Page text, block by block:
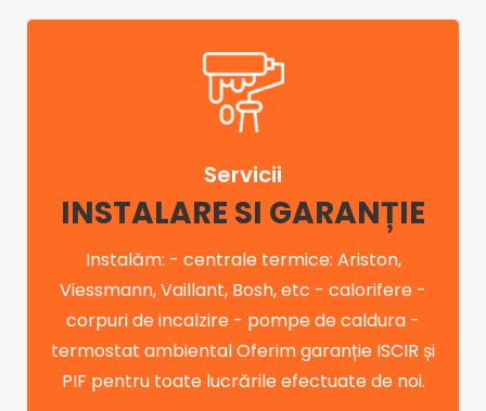
Servicii
INSTALARE SI GARANȚIE
Instalăm: - centrale termice: Ariston,
Viessmann, Vaillant, Bosh, etc - calorifere -
corpuri de incalzire - pompe de caldura -
termostat ambiental Oferim garanție ISCIR și
PIF pentru toate lucrările efectuate de noi.